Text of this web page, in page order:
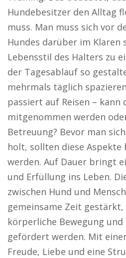
Hundebesitzer den Alltag
muss. Man muss sich vor
Hundes darüber im Klaren
Lebensstil des Halters zu
der Tagesablauf so
mehrmals täglich
passiert auf Reisen – kann
mitgenommen werden
Betreuung? Bevor man
holt, sollten diese
werden. Auf Dauer bringt
und Erfüllung ins Leben.
zwischen Hund und
gemeinsame Zeit
körperliche Bewegung und
gefördert werden. Mit
Freude, Liebe und eine